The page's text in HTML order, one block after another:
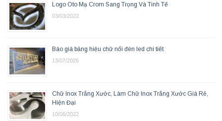
Logo Oto Mạ Crom Sang Trọng Và Tinh Tế
03/03/2022
Báo giá bảng hiệu chữ nổi đèn led chi tiết
13/07/2026
Chữ Inox Trắng Xước, Làm Chữ Inox Trắng Xước Giá Rẻ,
Hiện Đại
10/06/2022